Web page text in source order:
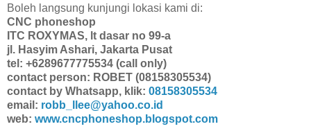
Boleh langsung kunjungi lokasi kami di:
CNC phoneshop
ITC ROXYMAS, lt dasar no 99-a
jl. Hasyim Ashari, Jakarta Pusat
tel: +6289677775534 (call only)
contact person: ROBET (08158305534)
contact by Whatsapp, klik: 08158305534
email: robb_llee@yahoo.co.id
web: www.cncphoneshop.blogspot.com